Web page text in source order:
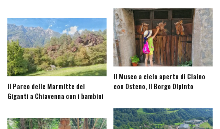
Il Museo a cielo aperto di Claino
con Osteno, il Borgo Dipinto
Il Parco delle Marmitte dei
Giganti a Chiavenna con i bambini